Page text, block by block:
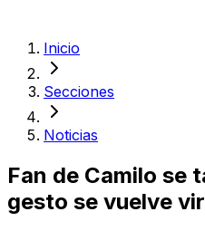
Inicio
Secciones
Noticias
Fan de Camilo se
gesto se vuelve